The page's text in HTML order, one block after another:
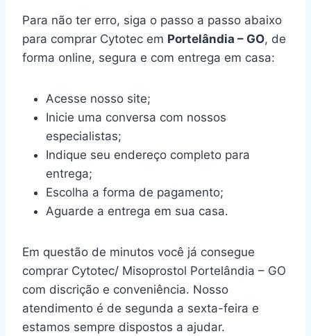
Para não ter erro, siga o passo a passo abaixo
para comprar Cytotec em Portelândia – GO, de
forma online, segura e com entrega em casa:
Acesse nosso site;
Inicie uma conversa com nossos
especialistas;
Indique seu endereço completo para
entrega;
Escolha a forma de pagamento;
Aguarde a entrega em sua casa.
Em questão de minutos você já consegue
comprar Cytotec/ Misoprostol Portelândia – GO
com discrição e conveniência. Nosso
atendimento é de segunda a sexta-feira e
estamos sempre dispostos a ajudar.